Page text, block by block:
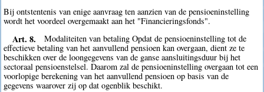
Bij ontstentenis van enige aanvraag ten aanzien van de pensioeninstelling
wordt het voordeel overgemaakt aan het "Financieringsfonds".
Art. 8.
Modaliteiten van betaling Opdat de pensioeninstelling tot de
effectieve betaling van het aanvullend pensioen kan overgaan, dient ze te
beschikken over de loongegevens van de ganse aansluitingsduur bij het
sectoraal pensioenstelsel. Daarom zal de pensioeninstelling overgaan tot een
voorlopige berekening van het aanvullend pensioen op basis van de
gegevens waarover zij op dat ogenblik beschikt.